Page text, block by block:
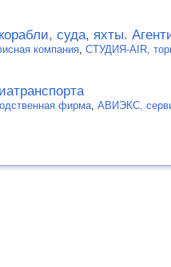
суда, яхты.
компания СТУДИЯ-AIR,
фирма АВИЭКС,